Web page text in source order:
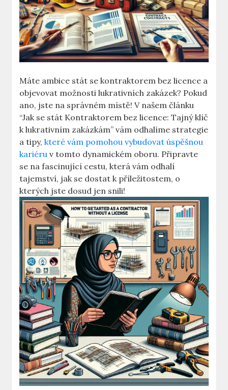
Máte ambice stát se kontraktorem bez licence a
objevovat možnosti lukrativních zakázek? Pokud
ano, jste na správném místě! V našem článku
“Jak se stát Kontraktorem bez licence: Tajný klíč
k lukrativním zakázkám” vám odhalíme strategie
a tipy,které vám pomohou vybudovat úspěšnou
kariéru v tomto dynamickém oboru. Připravte
se na fascinující cestu, která vám odhalí
tajemství, jak se dostat k příležitostem, o
kterých jste dosud jen snili!